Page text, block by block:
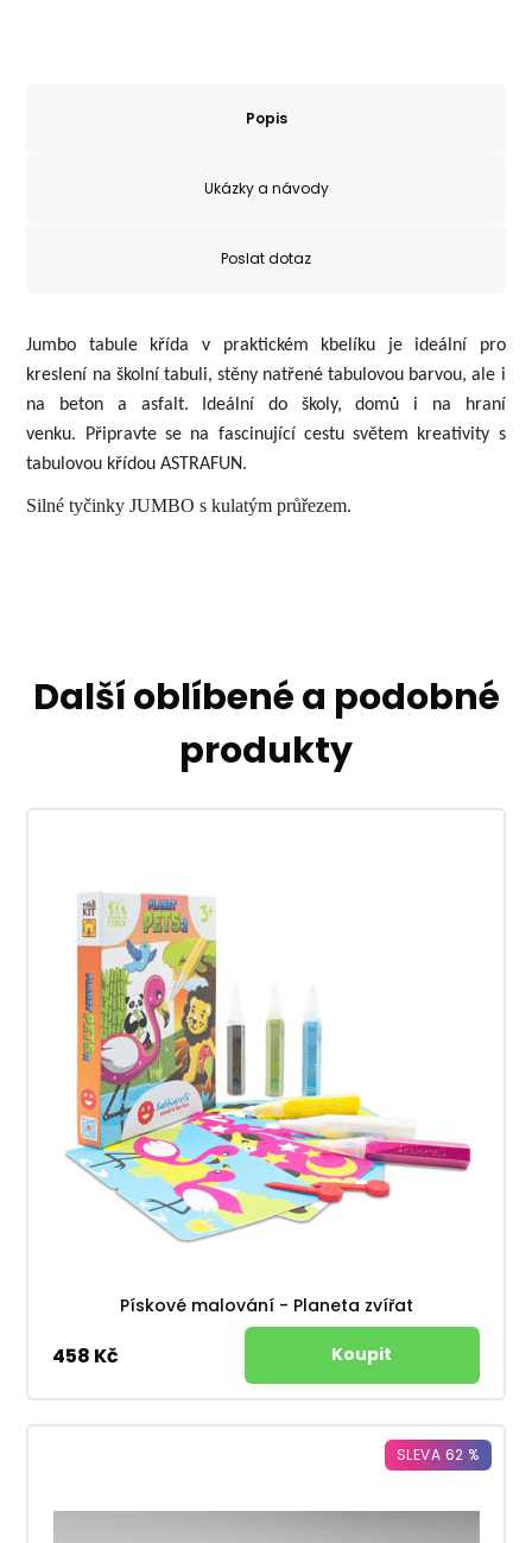
Popis
Ukázky a návody
Poslat dotaz
Jumbo tabule křída v praktickém kbelíku je ideální pro
kreslení na školní tabuli, stěny natřené tabulovou barvou, ale i
na beton a asfalt. Ideální do školy, domů i na hraní
venku. Připravte se na fascinující cestu světem kreativity s
tabulovou křídou ASTRAFUN.
Silné tyčinky JUMBO s kulatým průřezem.
Další oblíbené a podobné
produkty
Pískové malování - Planeta zvířat
458 Kč
SLEVA 62 %